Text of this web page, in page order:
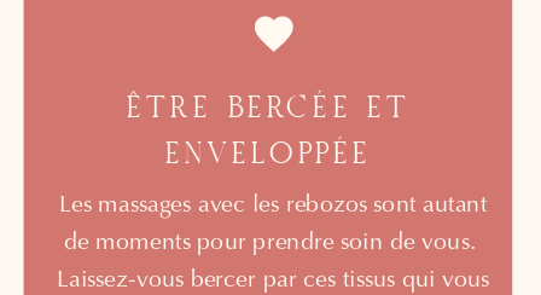
ÊTRE BERCÉE ET
ENVELOPPÉE
Les massages avec les rebozos sont autant
de moments pour prendre soin de vous.
Laissez-vous bercer par ces tissus qui vous